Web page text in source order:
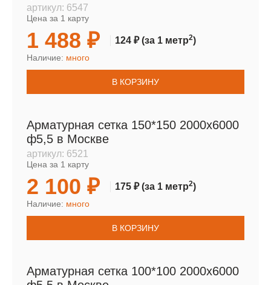
артикул: 6547
Цена за 1 карту
1 488 ₽ 124 ₽(за 1 метр2)
Наличие: много
В КОРЗИНУ
Арматурная сетка 150*150 2000х6000
ф5,5 в Москве
артикул: 6521
Цена за 1 карту
2 100 ₽ 175 ₽(за 1 метр2)
Наличие: много
В КОРЗИНУ
Арматурная сетка 100*100 2000х6000